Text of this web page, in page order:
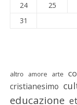
24
25
31
altro amore arte
cristianesimo
educazione